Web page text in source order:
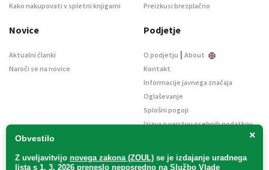
×
Obvestilo
Z uveljavitvijo novega zakona (ZOUL) se je izdajanje uradnega
lista s 1. 3. 2026 preneslo neposredno na Službo Vlade
Kako nakupovati v spletni knjigarni
Preizkusi brezplačno
Novice
Aktualni članki
Naroči se na novice
Podjetje
O podjetju | About
Kontakt
Informacije javnega značaja
Oglaševanje
Splošni pogoji
Izjava o varstvu osebnih podatkov